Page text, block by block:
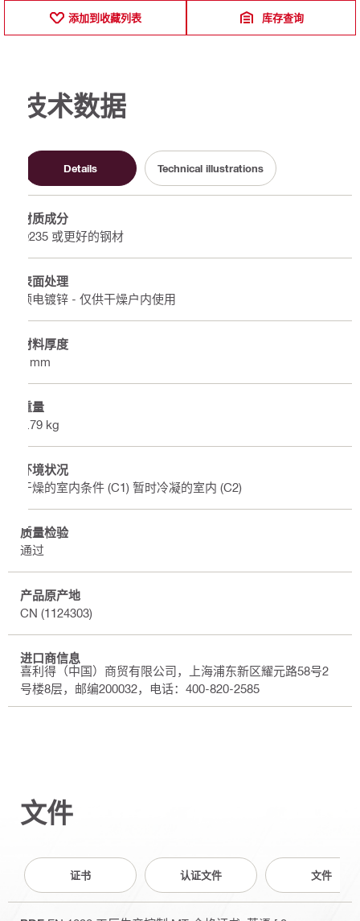
添加到收藏列表 库存查询
技术数据
Details Technical illustrations
材质成分
Q235 或更好的钢材
表面处理
预电镀锌 - 仅供干燥户内使用
材料厚度
4 mm
重量
0.79 kg
环境状况
干燥的室内条件 (C1) 暂时冷凝的室内 (C2)
质量检验
通过
产品原产地
CN (1124303)
进口商信息
喜利得（中国）商贸有限公司，上海浦东新区耀元路58号2
号楼8层，邮编200032，电话：400-820-2585
文件
证书 认证文件 文件